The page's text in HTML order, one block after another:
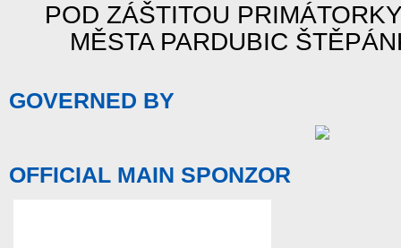
POD ZÁŠTITOU
MĚSTA PARDUBIC
GOVERNED BY
OFFICIAL MAIN SPONZOR